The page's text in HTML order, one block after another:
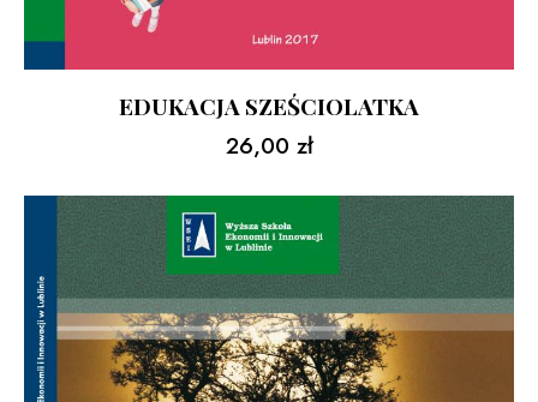
EDUKACJA SZEŚCIOLATKA
26,00 zł